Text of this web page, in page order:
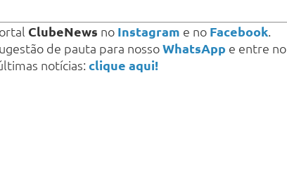
ClubeNews no Instagram e no Facebook.
de pauta para nossoWhatsApp e entre
notícias: clique aqui!